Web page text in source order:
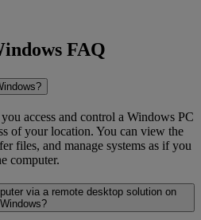
FAQ
access and control a Windows PC
of your location. You can view the
files, and manage systems as if you
computer.
via a remote desktop solution on
Windows?